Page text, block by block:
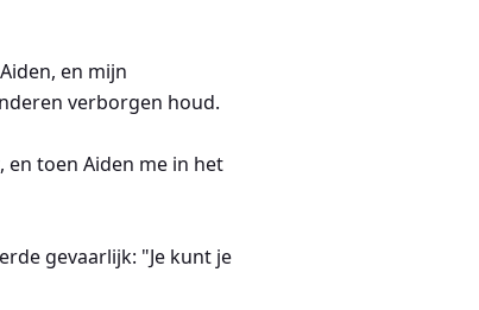
en mijn
verborgen houd.
toen Aiden me in het
gevaarlijk: "Je kunt je